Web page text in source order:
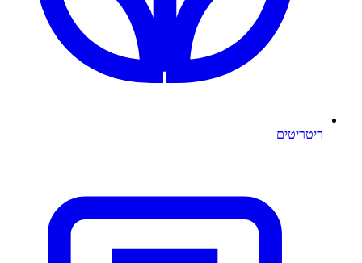
ריטריטים